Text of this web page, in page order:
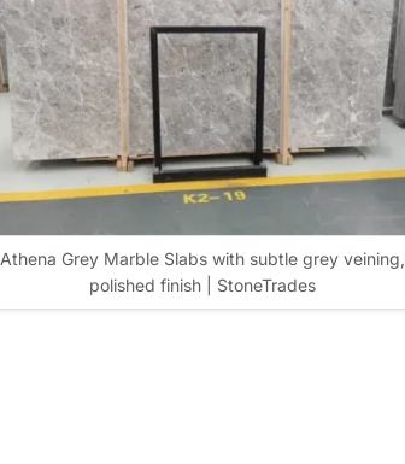
Athena Grey Marble Slabs with subtle grey veining,
polished finish | StoneTrades